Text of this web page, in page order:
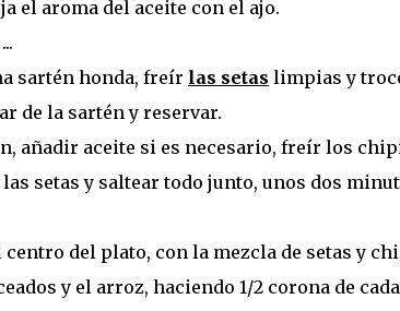
el aroma del aceite con el ajo.
sartén honda, freír las setas limpias y
de la sartén y reservar.
añadir aceite si es necesario, freír los
setas y saltear todo junto, unos dos
centro del plato, con la mezcla de setas y
y el arroz, haciendo 1/2 corona de